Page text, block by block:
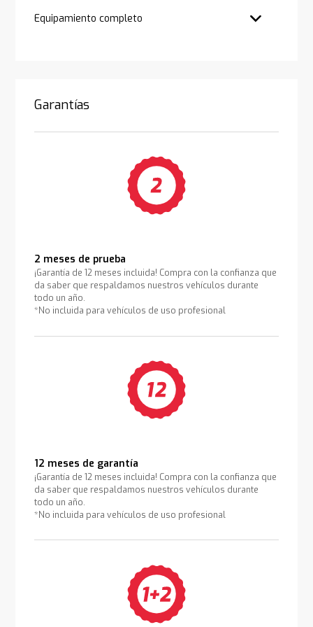
Equipamiento completo
Garantías
2 meses de prueba
¡Garantía de 12 meses incluida! Compra con la confianza que
da saber que respaldamos nuestros vehículos durante
todo un año.
*No incluida para vehículos de uso profesional
12 meses de garantía
¡Garantía de 12 meses incluida! Compra con la confianza que
da saber que respaldamos nuestros vehículos durante
todo un año.
*No incluida para vehículos de uso profesional